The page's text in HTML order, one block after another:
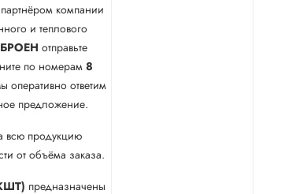
компании
и теплового
БРОЕН отправьте
по номерам 8
оперативно ответим
предложение.
всю продукцию
от объёма заказа.
предназначены